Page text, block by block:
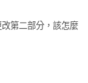
第二部分，該怎麼